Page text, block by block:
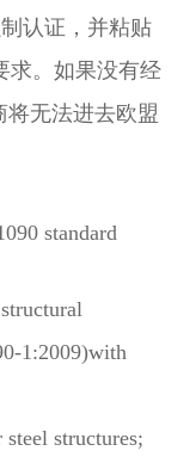
认证，并粘贴
求。如果没有经
将无法进去欧盟
standard
1:2009)with
structures;